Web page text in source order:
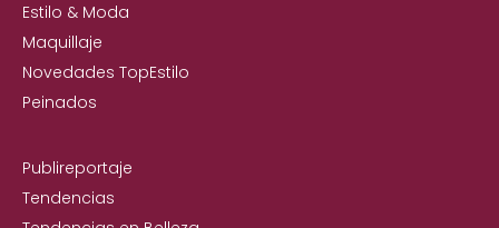
Estilo & Moda
Maquillaje
Novedades TopEstilo
Peinados
Publireportaje
Tendencias